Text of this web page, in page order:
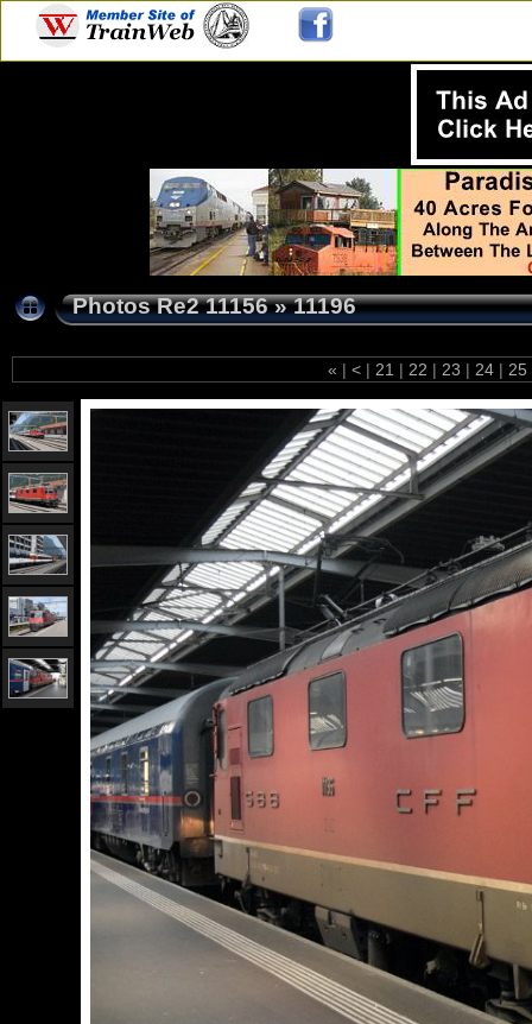
Photos Re2 11156»11196
« | < | 21 | 22 | 23 | 24 | 25